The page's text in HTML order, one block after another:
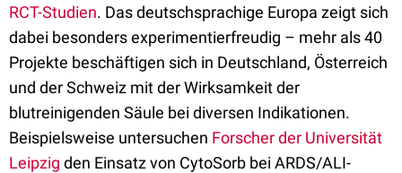
RCT-Studien. Das deutschsprachige Europa zeigt sich
dabei besonders experimentierfreudig – mehr als 40
Projekte beschäftigen sich in Deutschland, Österreich
und der Schweiz mit der Wirksamkeit der
blutreinigenden Säule bei diversen Indikationen.
Beispielsweise untersuchen Forscher der Universität
Leipzig den Einsatz von CytoSorb bei ARDS/ALI-